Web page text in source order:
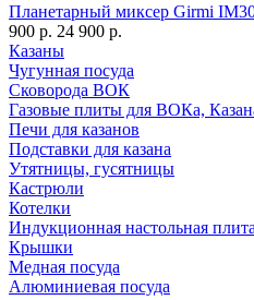
Планетарный миксер Girmi
900 р. 24 900 р.
Казаны
Чугунная посуда
Сковорода ВОК
Газовые плиты для ВОКа,
Печи для казанов
Подставки для казана
Утятницы, гусятницы
Кастрюли
Котелки
Индукционная настольная плита
Крышки
Медная посуда
Алюминиевая посуда